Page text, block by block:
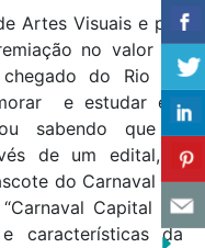
Artes Visuais e por
no valor de
do Rio de
e estudar em
sabendo que a
de um edital, o
do Carnaval de
Capital 40
características da